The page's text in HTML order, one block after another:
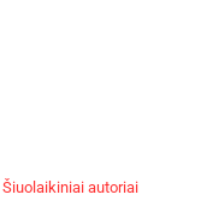
Šiuolaikiniai autoriai